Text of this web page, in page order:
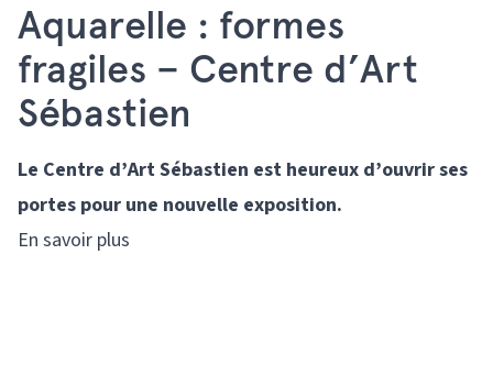
Aquarelle : formes
fragiles – Centre d’Art
Sébastien
Le Centre d’Art Sébastien est heureux d’ouvrir ses
portes pour une nouvelle exposition.
En savoir plus